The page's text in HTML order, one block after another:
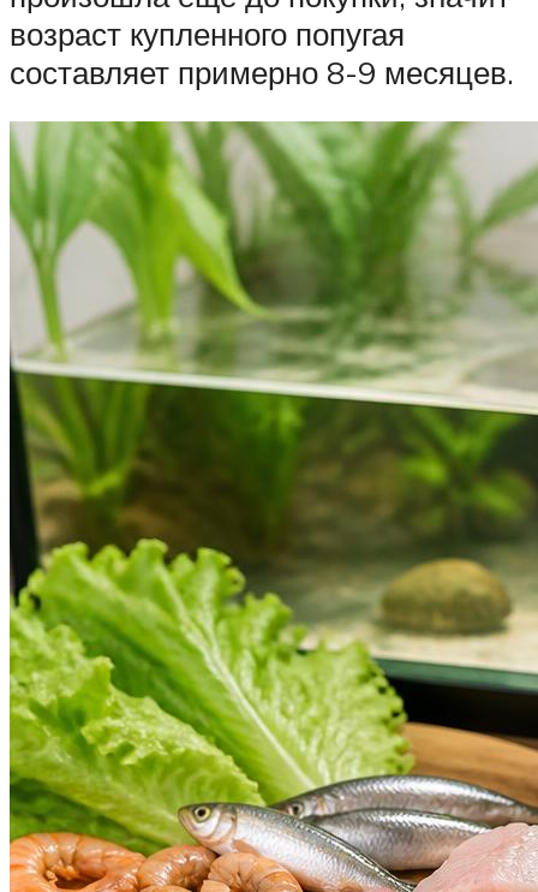
возраст купленного попугая
составляет примерно 8-9 месяцев.